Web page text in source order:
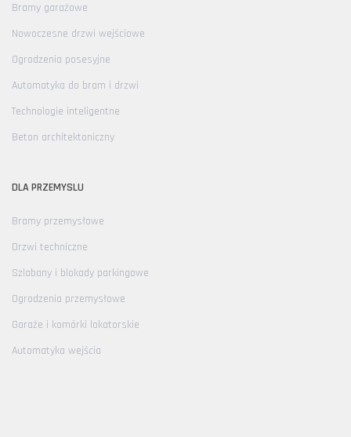
Bramy garażowe
Nowoczesne drzwi wejściowe
Ogrodzenia posesyjne
Automatyka do bram i drzwi
Technologie inteligentne
Beton architektoniczny
DLA PRZEMYSLU
Bramy przemysłowe
Drzwi techniczne
Szlabany i blokady parkingowe
Ogrodzenia przemysłowe
Garaże i komórki lokatorskie
Automatyka wejścia